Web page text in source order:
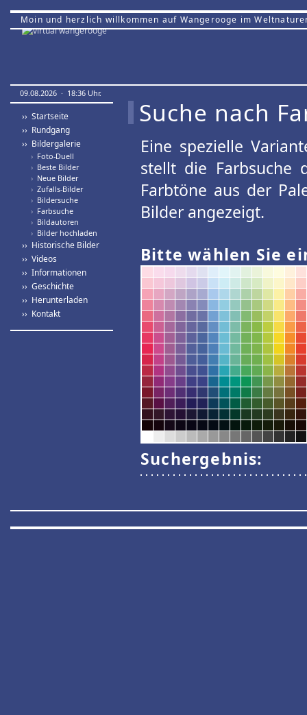
Moin und herzlich willkommen auf Wangerooge im
09.08.2026 · 18:36 Uhr.
›› Startseite
›› Rundgang
›› Bildergalerie
› Foto-Duell
› Beste Bilder
› Neue Bilder
› Zufalls-Bilder
› Bildersuche
› Farbsuche
› Bildautoren
› Bilder hochladen
›› Historische Bilder
›› Videos
›› Informationen
›› Geschichte
›› Herunterladen
›› Kontakt
Suche nach
Eine spezielle
stellt die Farbsuche
Farbtöne aus der
Bilder angezeigt.
Bitte wählen Sie
Suchergebnis: